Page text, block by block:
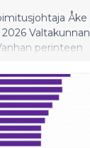
Åke
Valtakunnan
perinteen
27.7.2026
hänet